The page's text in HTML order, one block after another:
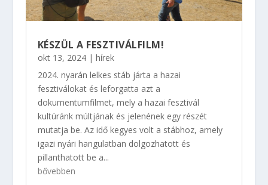
KÉSZÜL A FESZTIVÁLFILM!
okt 13, 2024| hírek
2024. nyarán lelkes stáb járta a hazai
fesztiválokat és leforgatta azt a
dokumentumfilmet, mely a hazai fesztivál
kultúránk múltjának és jelenének egy részét
mutatja be. Az idő kegyes volt a stábhoz, amely
igazi nyári hangulatban dolgozhatott és
pillanthatott be a...
bővebben